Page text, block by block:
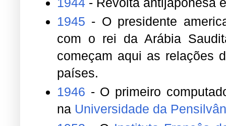
1945 - O presidente
com o rei da Arábia
começam aqui as relações
países.
1946 - O primeiro
na Universidade da